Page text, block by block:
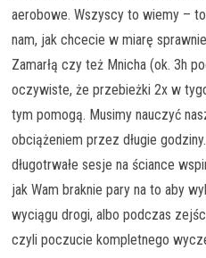
aerobowe. Wszyscy to wiemy –
nam, jak chcecie w miarę
Zamarłą czy też Mnicha (ok. 3h
oczywiste, że przebieżki 2x w
tym pomogą. Musimy nauczyć
obciążeniem przez długie
długotrwałe sesje na ściance
jak Wam braknie pary na to aby
wyciągu drogi, albo podczas
czyli poczucie kompletnego